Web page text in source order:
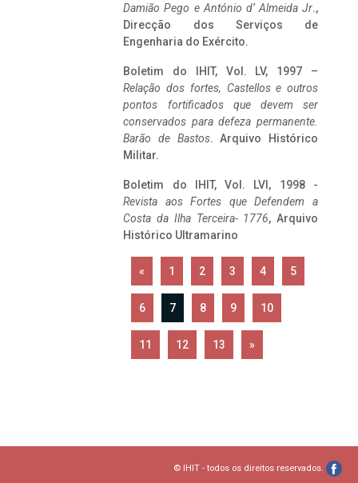
Damião Pego e António d’ Almeida Jr.,
Direcção dos Serviços de
Engenharia do Exército.
Boletim do IHIT, Vol. LV, 1997 –
Relação dos fortes, Castellos e outros
pontos fortificados que devem ser
conservados para defeza permanente.
Barão de Bastos. Arquivo Histórico
Militar.
Boletim do IHIT, Vol. LVI, 1998 -
Revista aos Fortes que Defendem a
Costa da Ilha Terceira- 1776, Arquivo
Histórico Ultramarino
« 1 2 3 4 5
6 7 8 9 10
11 12 13 »
© IHIT - todos os direitos reservados.